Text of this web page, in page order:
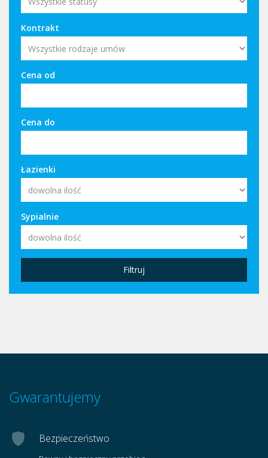
Kontrakt
Cena od
Cena do
Łazienki
Sypialnie
Filtruj
Gwarantujemy
Bezpieczeństwo